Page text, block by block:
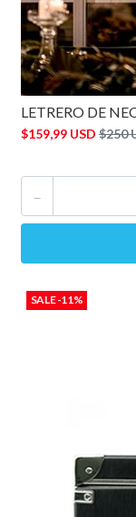
LETRERO DE
$159,99 USD $250
-
SALE -11%